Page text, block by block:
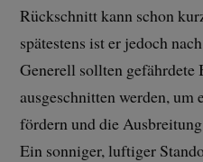
Rückschnitt kann schon
spätestens ist er jedoch
Generell sollten
ausgeschnitten werden, um
fördern und die
Ein sonniger, luftiger